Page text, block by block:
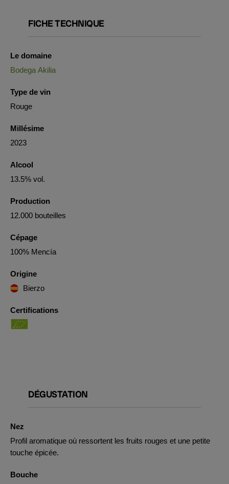
FICHE TECHNIQUE
Le domaine
Bodega Akilia
Type de vin
Rouge
Millésime
2023
Alcool
13.5% vol.
Production
12.000 bouteilles
Cépage
100% Mencía
Origine
Bierzo
Certifications
DÉGUSTATION
Nez
Profil aromatique où ressortent les fruits rouges et une petite
touche épicée.
Bouche